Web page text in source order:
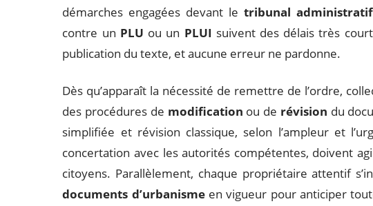
démarches engagées devant letribunal administratif
contre un PLU ou un PLUI suivent des délais très
publication du texte, et aucune erreur ne pardonne.
Dès qu’apparaît la nécessité de remettre de l’ordre,
des procédures de modification ou de révision du
simplifiée et révision classique, selon l’ampleur et
concertation avec les autorités compétentes, doivent
citoyens. Parallèlement, chaque propriétaire attentif
documents d’urbanismeen vigueur pour anticiper